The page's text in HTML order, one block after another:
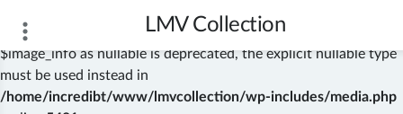
Deprecated
: wp_getimagesize(): Implicitly marking parameter
$image_info as nullable is deprecated, the explicit nullable type
must be used instead in
/home/incredibt/www/lmvcollection/wp-includes/media.php
LMV Collection